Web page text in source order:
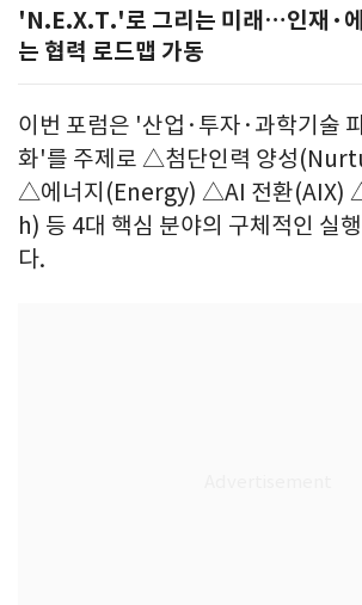
'N.E.X.T.'로 그리는 미래…인재·
는 협력 로드맵 가동
이번 포럼은 '산업·투자·과학기술
화'를 주제로 △첨단인력 양성
△에너지(Energy) △AI 전환(AIX)
h) 등 4대 핵심 분야의 구체적인 실
다.